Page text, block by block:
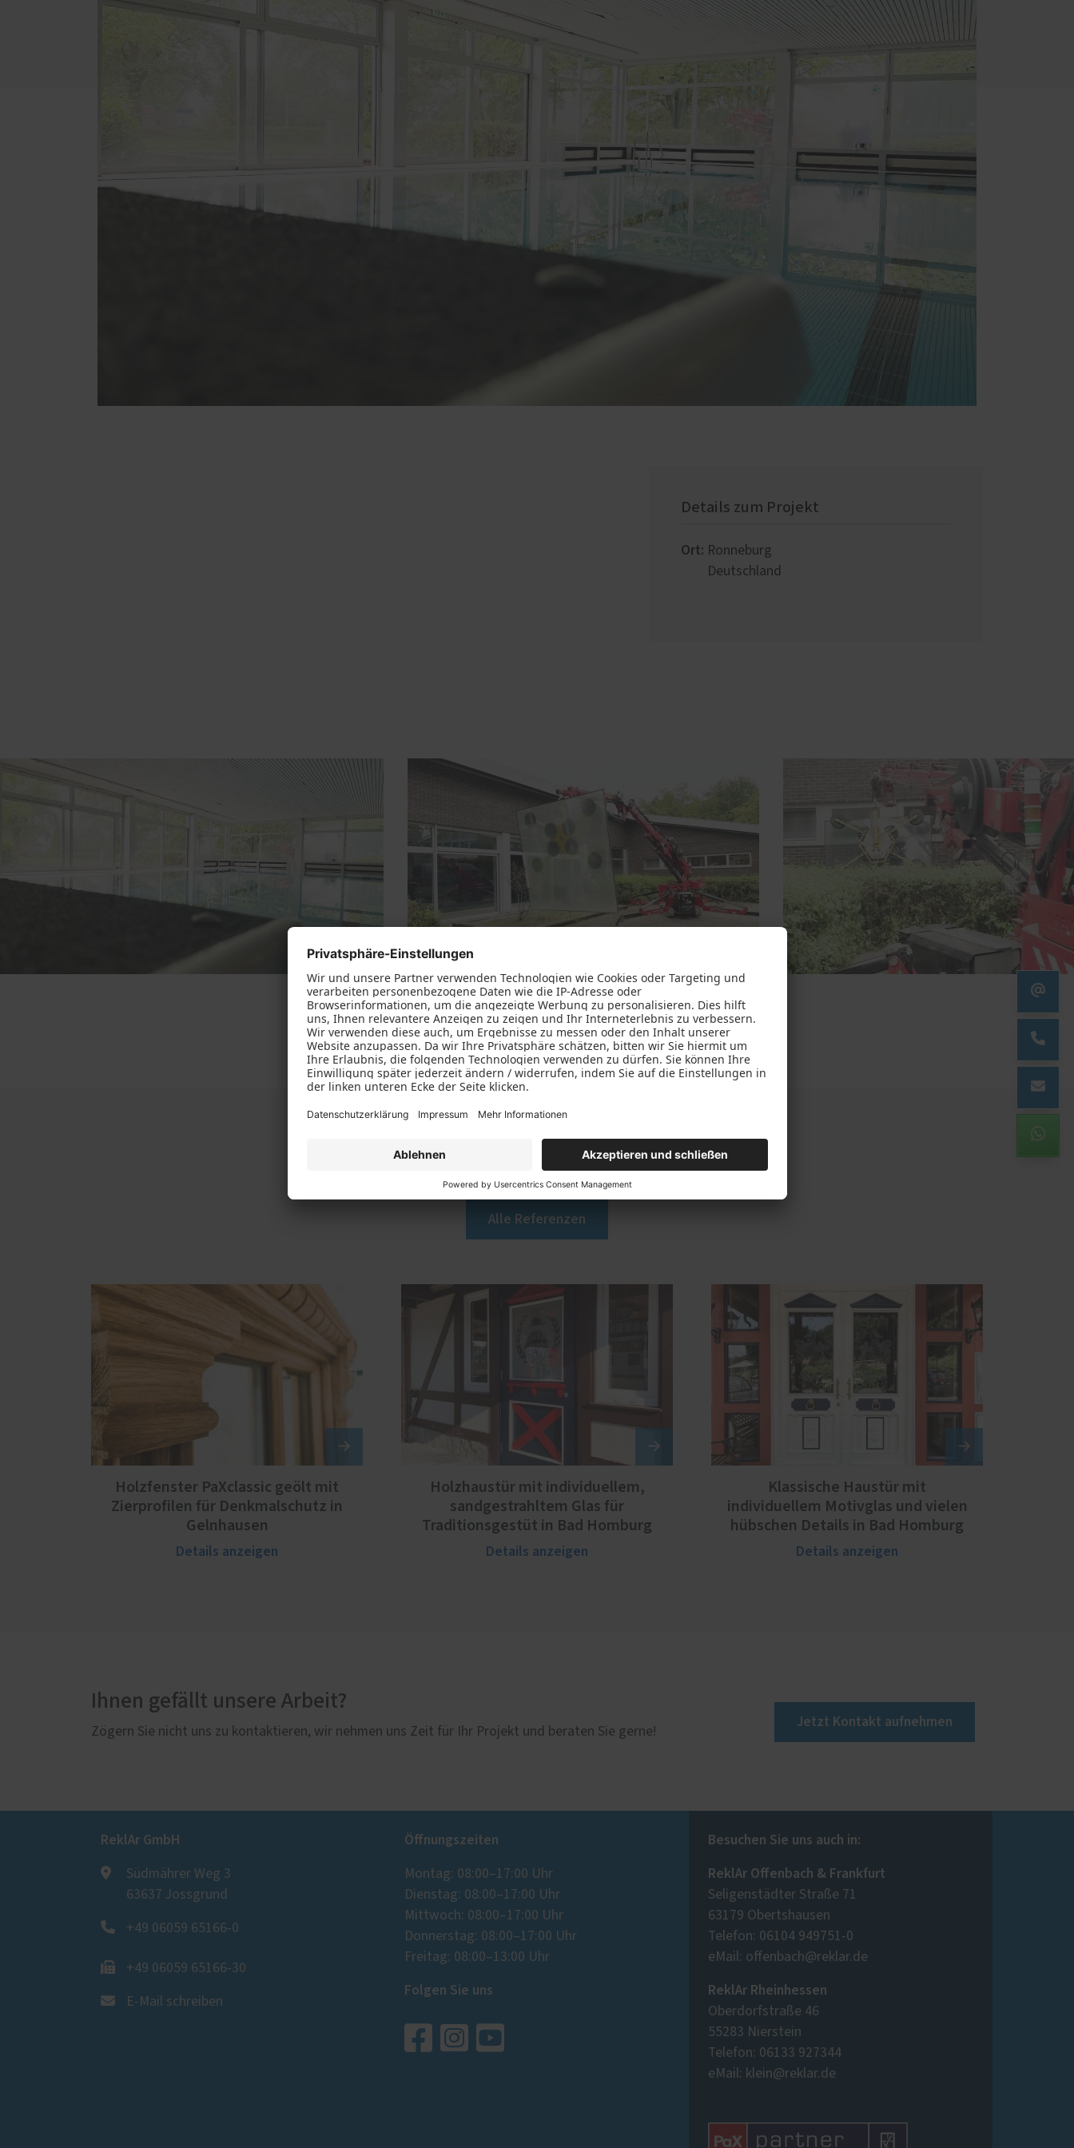
Förderung für Fenster und
Details zum Projekt
Ort: Ronneburg
Deutschland
Weitere Referenzen
Alle Referenzen
Holzfenster PaXclassic geölt mit
Zierprofilen für Denkmalschutz in
Gelnhausen
Details anzeigen
Holzhaustür mit individuellem,
sandgestrahltem Glas für
Traditionsgestüt in Bad Homburg
Details anzeigen
Klassische Haustür mit
individuellem Motivglas und vielen
hübschen Details in Bad Homburg
Details anzeigen
Ihnen gefällt unsere Arbeit?
Zögern Sie nicht uns zu kontaktieren, wir nehmen uns Zeit für Ihr Projekt und beraten Sie gerne!
Jetzt Kontakt aufnehmen
ReklAr GmbH
Südmährer Weg 3
63637 Jossgrund
+49 06059 65166-0
+49 06059 65166-30
E-Mail schreiben
Öffnungszeiten
Montag: 08:00–17:00 Uhr
Dienstag: 08:00–17:00 Uhr
Mittwoch: 08:00–17:00 Uhr
Donnerstag: 08:00–17:00 Uhr
Freitag: 08:00–13:00 Uhr
Folgen Sie uns
Besuchen Sie uns auch in:
ReklAr Offenbach & Frankfurt
Seligenstädter Straße 71
63179 Obertshausen
Telefon: 06104 949751-0
eMail: offenbach@reklar.de
ReklAr Rheinhessen
Oberdorfstraße 46
55283 Nierstein
Telefon: 06133 927344
eMail: klein@reklar.de